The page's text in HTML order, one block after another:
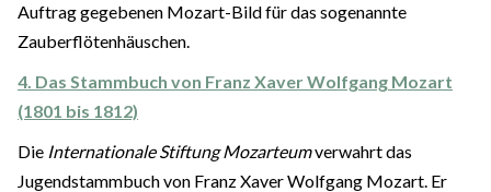
Auftrag gegebenen Mozart-Bild für das sogenannte
Zauberflötenhäuschen.
4. Das Stammbuch von Franz Xaver Wolfgang Mozart
(1801 bis 1812)
Die Internationale Stiftung Mozarteumverwahrt das
Jugendstammbuch von Franz Xaver Wolfgang Mozart. Er